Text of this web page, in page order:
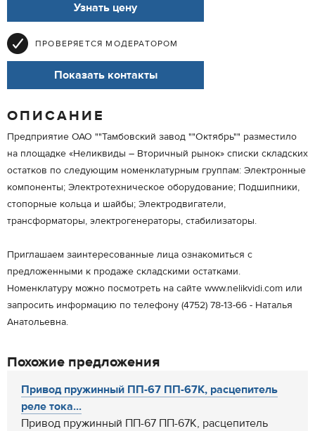
Узнать цену
ПРОВЕРЯЕТСЯ МОДЕРАТОРОМ
Показать контакты
ОПИСАНИЕ
Предприятие ОАО ""Тамбовский завод ""Октябрь"" разместило
на площадке «Неликвиды – Вторичный рынок» списки складских
остатков по следующим номенклатурным группам: Электронные
компоненты; Электротехническое оборудование; Подшипники,
стопорные кольца и шайбы; Электродвигатели,
трансформаторы, электрогенераторы, стабилизаторы.
Приглашаем заинтересованные лица ознакомиться с
предложенными к продаже складскими остатками.
Номенклатуру можно посмотреть на сайте www.nelikvidi.com или
запросить информацию по телефону (4752) 78-13-66 - Наталья
Анатольевна.
Похожие предложения
Привод пружинный ПП-67 ПП-67К, расцепитель
реле тока...
Привод пружинный ПП-67 ПП-67К, расцепитель